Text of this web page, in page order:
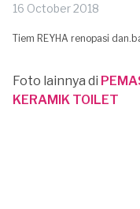
16 October 2018
Tiem REYHA renopasi
Foto lainnya di
KERAMIK TOILET